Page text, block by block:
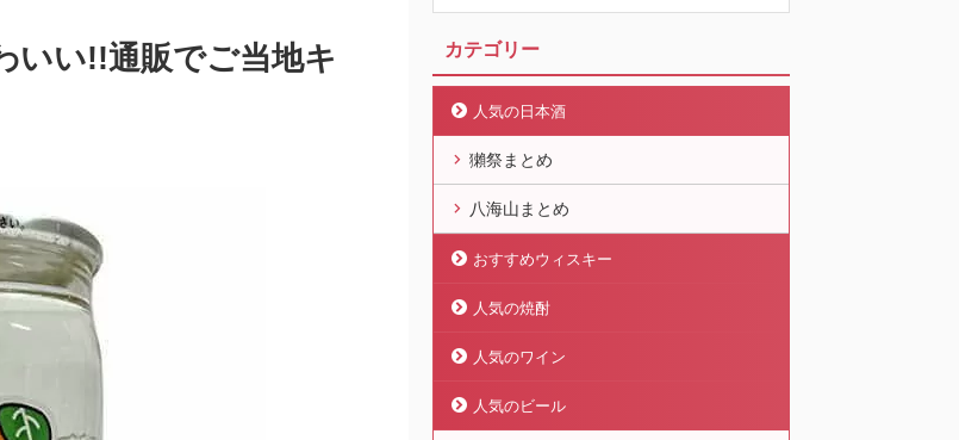
いい!!通販でご当地キ
カテゴリー
人気の日本酒
獺祭まとめ
八海山まとめ
おすすめウィスキー
人気の焼酎
人気のワイン
人気のビール